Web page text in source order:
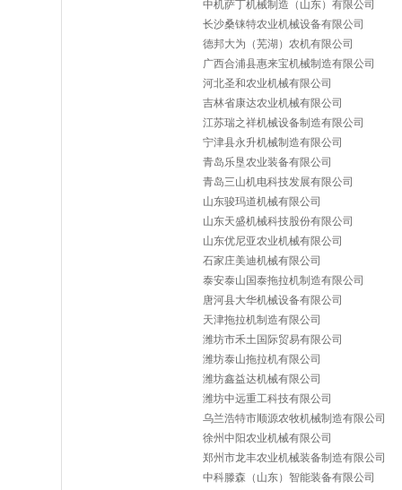
中机萨丁机械制造（山东）有限公司
长沙桑铼特农业机械设备有限公司
德邦大为（芜湖）农机有限公司
广西合浦县惠来宝机械制造有限公司
河北圣和农业机械有限公司
吉林省康达农业机械有限公司
江苏瑞之祥机械设备制造有限公司
宁津县永升机械制造有限公司
青岛乐垦农业装备有限公司
青岛三山机电科技发展有限公司
山东骏玛道机械有限公司
山东天盛机械科技股份有限公司
山东优尼亚农业机械有限公司
石家庄美迪机械有限公司
泰安泰山国泰拖拉机制造有限公司
唐河县大华机械设备有限公司
天津拖拉机制造有限公司
潍坊市禾土国际贸易有限公司
潍坊泰山拖拉机有限公司
潍坊鑫益达机械有限公司
潍坊中远重工科技有限公司
乌兰浩特市顺源农牧机械制造有限公司
徐州中阳农业机械有限公司
郑州市龙丰农业机械装备制造有限公司
中科滕森（山东）智能装备有限公司